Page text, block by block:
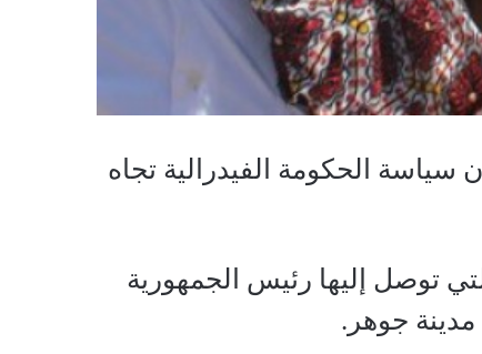
الحكومة الفيدرالية تجاه
توصل إليها رئيس الجمهورية
جوهر.